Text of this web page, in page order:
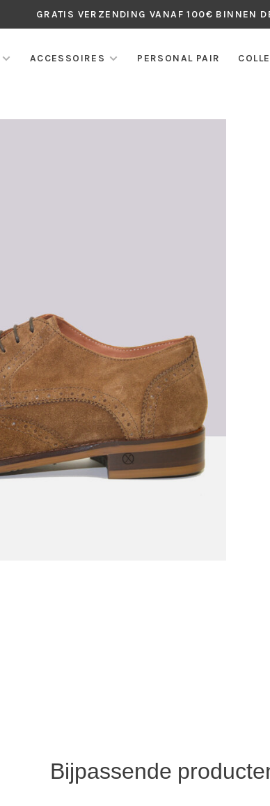
GRATIS VERZENDING VANAF 100€ BINNEN
ACCESSOIRES PERSONAL PAIR
Bijpassende